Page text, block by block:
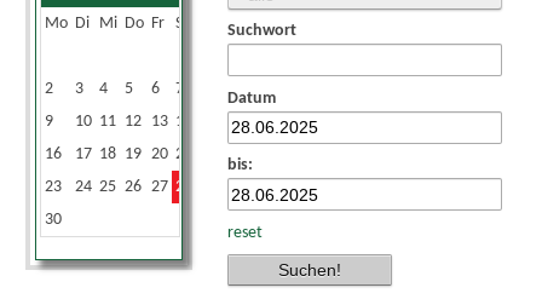
Mo Di Mi Do Fr Sa
2
3 4 5 6 7
9
10 11 12 13 14
16
17 18 19 20 21
23
24 25 26 27 28
30
Suchwort
Datum
bis:
reset